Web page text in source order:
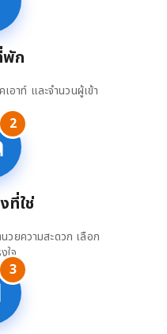
ก
อาท์ และจำนวนผู้เข้า
2
ที่ใช่
วยความสะดวก เลือก
ใจ
3